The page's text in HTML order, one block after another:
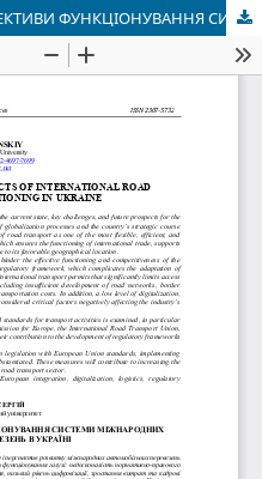
СУЧАСНІ ВИКЛИКИ ТА ПЕРСПЕКТИВИ ФУНКЦІОНУВАННЯ СИСТЕМИ МІЖНАРОДНИХ АВТОМОБІЛЬНИХ ПЕРЕВЕЗЕНЬ В УКРАЇНІ